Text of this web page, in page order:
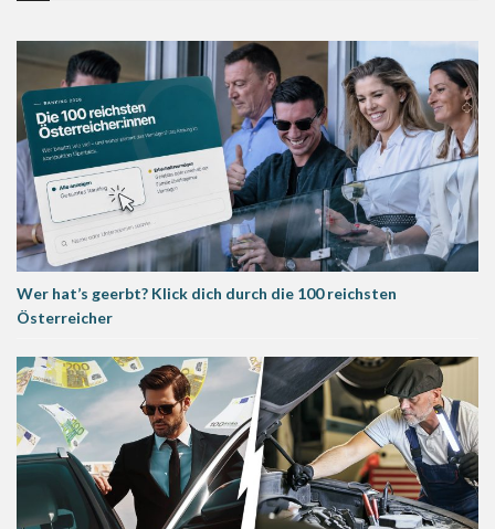
Wer hat’s geerbt? Klick dich durch die 100 reichsten
Österreicher